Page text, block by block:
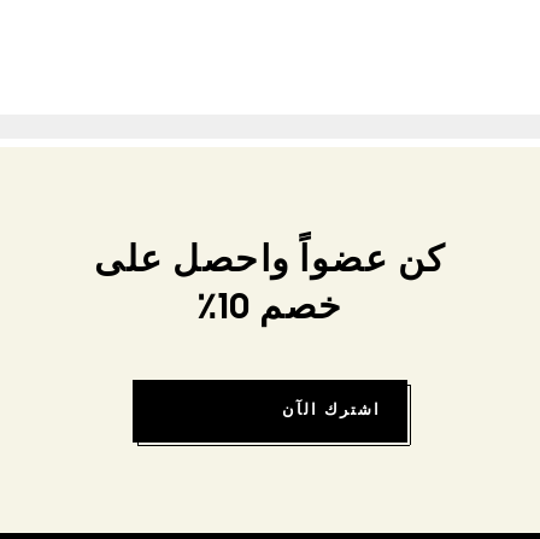
كن عضواً واحصل على
خصم 10٪
اشترك الآن